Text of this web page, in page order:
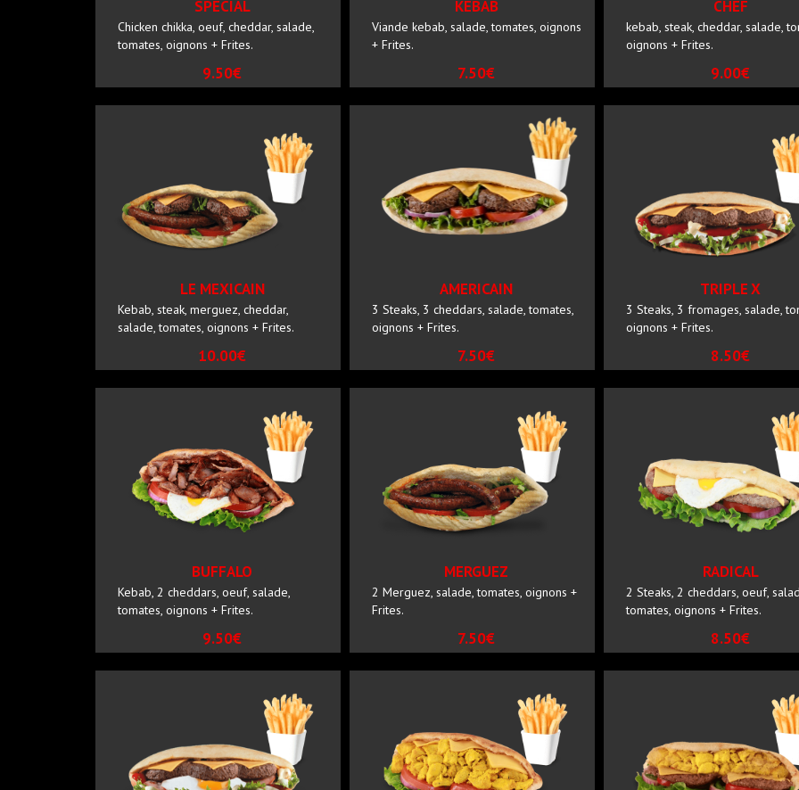
SPECIAL
Chicken chikka, oeuf, cheddar, salade,
tomates, oignons + Frites.
9.50€
KEBAB
Viande kebab, salade, tomates, oignons
+ Frites.
7.50€
CHEF
kebab, steak, cheddar, salade,
oignons + Frites.
9.00€
LE MEXICAIN
Kebab, steak, merguez, cheddar,
salade, tomates, oignons + Frites.
10.00€
AMERICAIN
3 Steaks, 3 cheddars, salade, tomates,
oignons + Frites.
7.50€
TRIPLE X
3 Steaks, 3 fromages, salade,
oignons + Frites.
8.50€
BUFFALO
Kebab, 2 cheddars, oeuf, salade,
tomates, oignons + Frites.
9.50€
MERGUEZ
2 Merguez, salade, tomates, oignons +
Frites.
7.50€
RADICAL
2 Steaks, 2 cheddars, oeuf,
tomates, oignons + Frites.
8.50€